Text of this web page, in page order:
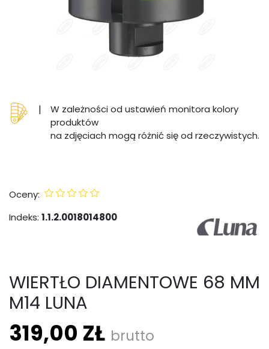
|
W zależności od ustawień monitora kolory
produktów
na zdjęciach mogą różnić się od rzeczywistych.
Oceny:
Indeks: 1.1.2.0018014800
WIERTŁO DIAMENTOWE 68 MM
M14 LUNA
319,00 ZŁ brutto